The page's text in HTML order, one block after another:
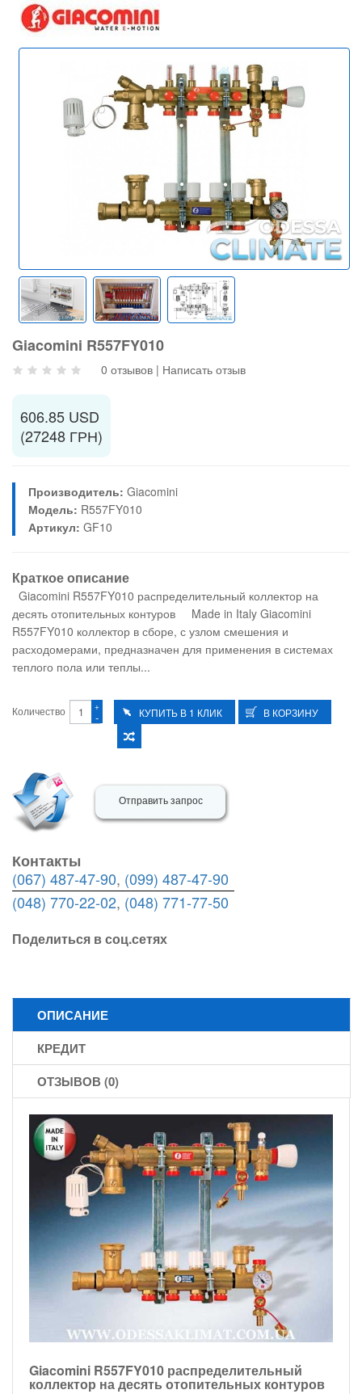
Giacomini R557FY010
0 отзывов | Написать отзыв
606.85 USD
(27248 ГРН)
Производитель: Giacomini
Модель: R557FY010
Артикул: GF10
Краткое описание
Giacomini R557FY010 распределительный коллектор на
десять отопительных контуров Made in Italy Giacomini
R557FY010 коллектор в сборе, с узлом смешения и
расходомерами, предназначен для применения в системах
теплого пола или теплы...
Количество -
+
Отправить запрос
Контакты
(067) 487-47-90, (099) 487-47-90
(048) 770-22-02, (048) 771-77-50
Поделиться в соц.сетях
ОПИСАНИЕ
КРЕДИТ
ОТЗЫВОВ (0)
Giacomini R557FY010 распределительный
коллектор на десять отопительных контуров